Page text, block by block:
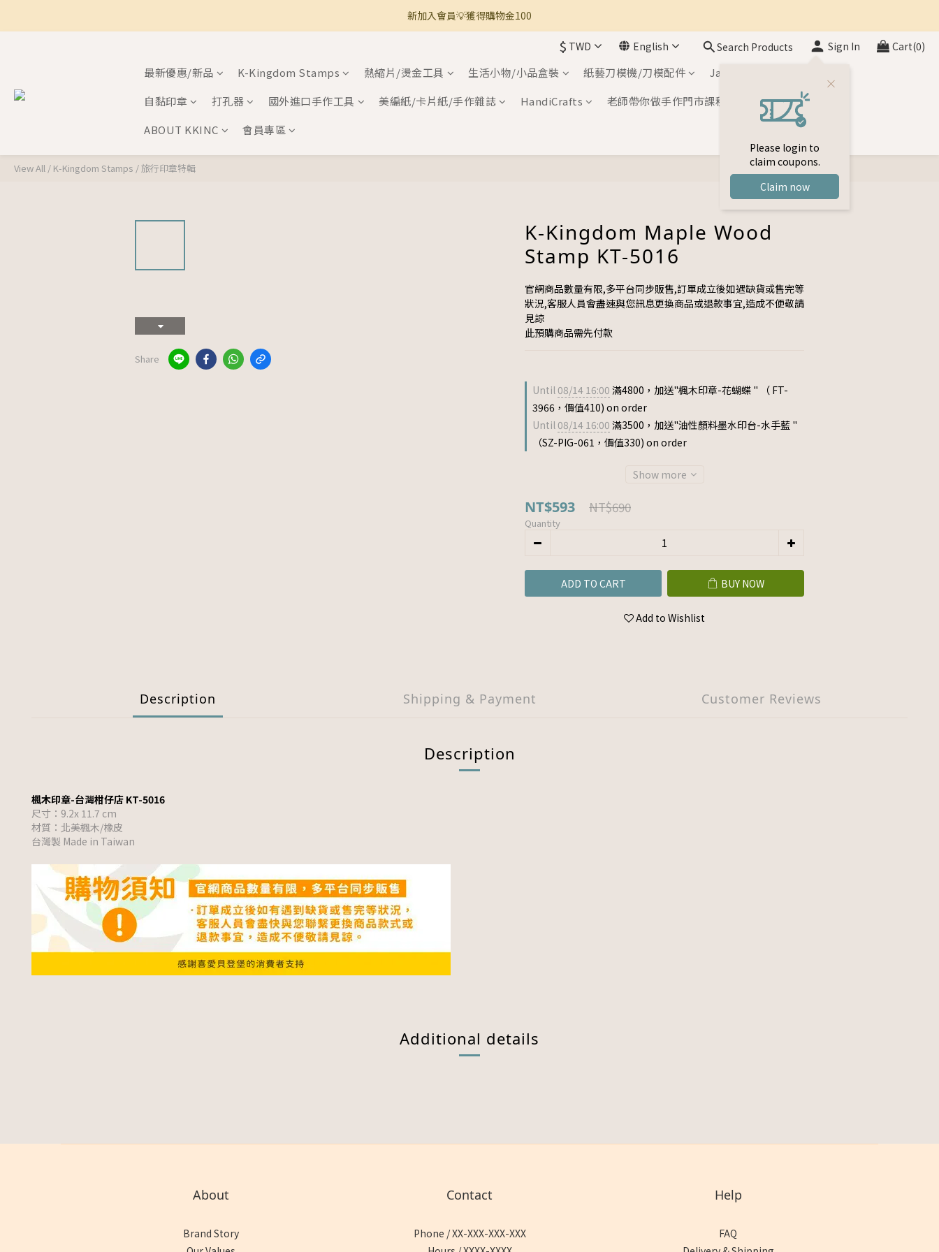
🚚 全館滿800免運 🚚
新加入會員💡獲得購物金100
$ TWD English Search Products Sign In
Please login to
claim coupons.
Claim now
Cart(0)
最新優惠/新品 K-Kingdom Stamps 熱縮片/燙金工具 生活小物/小品盒裝 紙藝刀模機/刀模配件
Japan Inks
自黏印章
打孔器 國外進口手作工具 美編紙/卡片紙/手作雜誌 HandiCrafts
老師帶你做手作門市課程
ABOUT KKINC
會員專區
View All / K-Kingdom Stamps /旅行印章特輯
Share
K-Kingdom Maple Wood
Stamp KT-5016
官網商品數量有限,多平台同步販售,訂單成立後如遇缺貨或售完等
狀況,客服人員會盡速與您訊息更換商品或退款事宜,造成不便敬請
見諒
此預購商品需先付款
Until 08/14 16:00 滿4800，加送"楓木印章-花蝴蝶 " （ FT-
3966，價值410) on order
Until 08/14 16:00 滿3500，加送"油性顏料墨水印台-水手藍 "
（SZ-PIG-061，價值330) on order
Show more
NT$593 NT$690
Quantity
ADD TO CART BUY NOW
Add to Wishlist
Description Shipping & Payment Customer Reviews
Description
楓木印章-台灣柑仔店 KT-5016
尺寸：9.2x 11.7 cm
材質：北美楓木/橡皮
台灣製 Made in Taiwan
Additional details
BUY NOW
About
Brand Story
Contact
Phone / XX-XXX-XXX-XXX
Help
FAQ